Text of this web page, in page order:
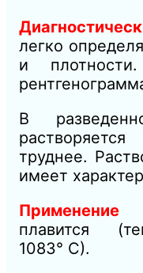
легко
и
В
труднее.
имеет
плавится
1083° С).